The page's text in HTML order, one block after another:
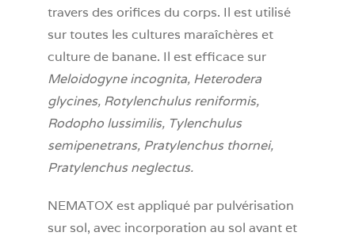
travers des orifices du corps. Il est utilisé
sur toutes les cultures maraîchères et
culture de banane. Il est efficace sur
Meloidogyne incognita, Heterodera
glycines, Rotylenchulus reniformis,
Rodopho lussimilis, Tylenchulus
semipenetrans, Pratylenchus thornei,
Pratylenchus neglectus.
NEMATOX est appliqué par pulvérisation
sur sol, avec incorporation au sol avant et